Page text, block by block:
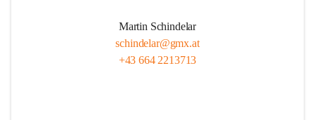
Martin Schindelar
schindelar@gmx.at
+43 664 2213713